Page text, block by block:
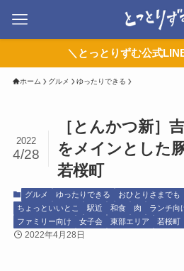
＼とっとりずむ公式
ホーム グルメ ゆったりできる
［とんかつ新］
をメインとした
若桜町
2022
4/28
グルメ ゆったりできる おひとりさまでも
ちょっといいとこ
駅近 和食 肉 ランチ向
ファミリー向け
女子会 東部エリア 若桜町
2022年4月28日